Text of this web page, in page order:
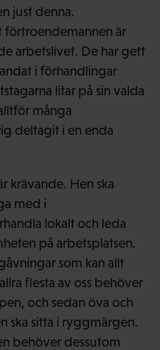
just denna.
förtroendemannen är
arbetslivet. De har gett
i förhandlingar
litar på sin valda
många
deltagit i en enda
krävande. Hen ska
med i
lokalt och leda
på arbetsplatsen.
som kan allt
flesta av oss behöver
och sedan öva och
ska sitta i ryggmärgen.
behöver dessutom